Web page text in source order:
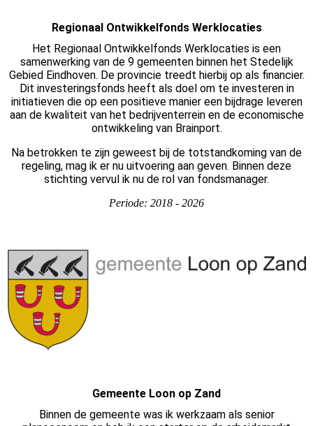
Regionaal Ontwikkelfonds Werklocaties
Het Regionaal Ontwikkelfonds Werklocaties is een
samenwerking van de 9 gemeenten binnen het Stedelijk
Gebied Eindhoven. De provincie treedt hierbij op als financier.
Dit investeringsfonds heeft als doel om te investeren in
initiatieven die op een positieve manier een bijdrage leveren
aan de kwaliteit van het bedrijventerrein en de economische
ontwikkeling van Brainport.
Na betrokken te zijn geweest bij de totstandkoming van de
regeling, mag ik er nu uitvoering aan geven. Binnen deze
stichting vervul ik nu de rol van fondsmanager.
Periode: 2018 - 2026
Gemeente Loon op Zand
Binnen de gemeente was ik werkzaam als senior